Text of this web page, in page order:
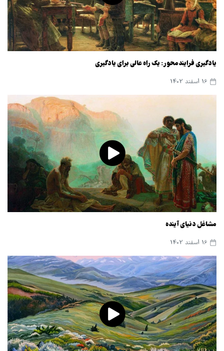
یادگیری فرایندمحور: یک راه عالی برای یادگیری
مشاغل دنیای آینده